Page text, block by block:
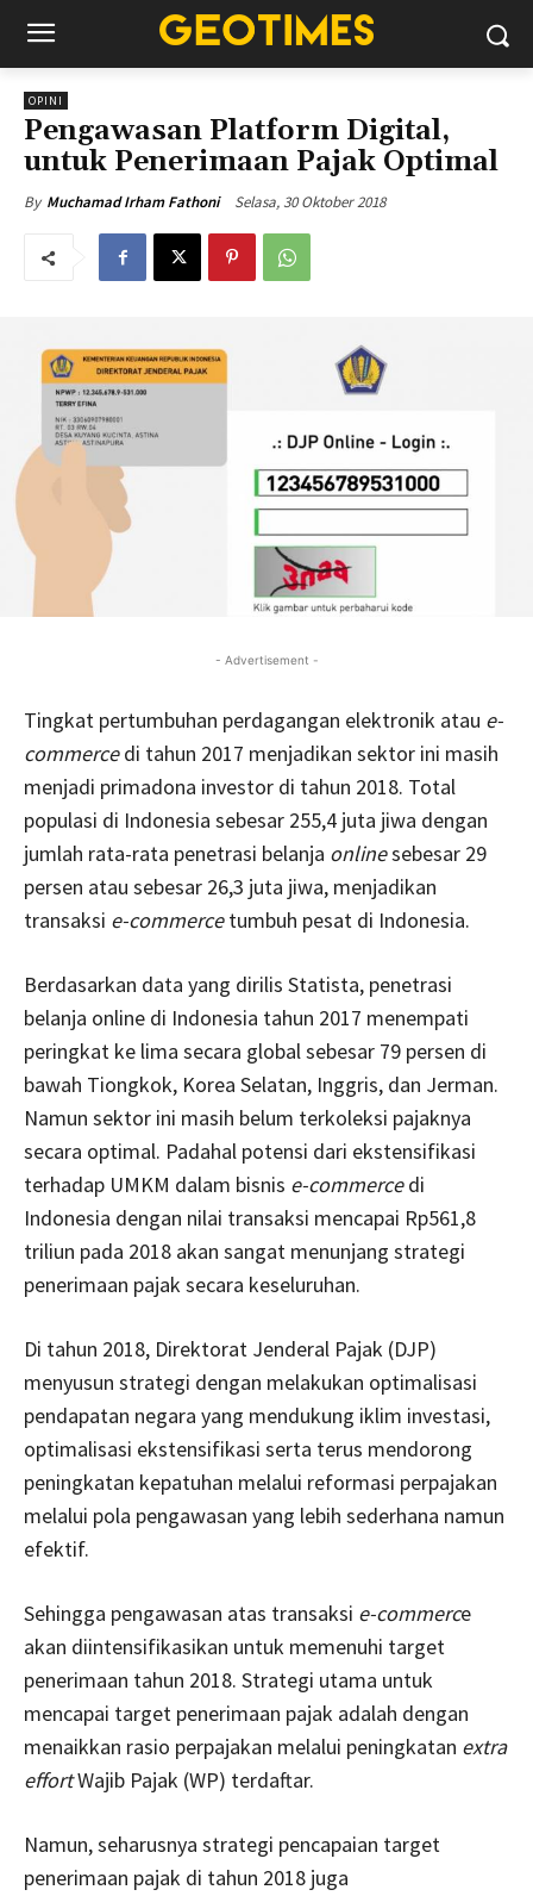
OPINI
Pengawasan Platform Digital,
untuk Penerimaan Pajak Optimal
By Muchamad Irham Fathoni Selasa, 30 Oktober 2018
- Advertisement -
Tingkat pertumbuhan perdagangan elektronik atau e-
commercedi tahun 2017 menjadikan sektor ini masih
menjadi primadona investor di tahun 2018. Total
populasi di Indonesia sebesar 255,4 juta jiwa dengan
jumlah rata-rata penetrasi belanja onlinesebesar 29
persen atau sebesar 26,3 juta jiwa, menjadikan
transaksi e-commercetumbuh pesat di Indonesia.
Berdasarkan data yang dirilis Statista, penetrasi
belanja online di Indonesia tahun 2017 menempati
peringkat ke lima secara global sebesar 79 persen di
bawah Tiongkok, Korea Selatan, Inggris, dan Jerman.
Namun sektor ini masih belum terkoleksi pajaknya
secara optimal. Padahal potensi dari ekstensifikasi
terhadap UMKM dalam bisnis e-commercedi
Indonesia dengan nilai transaksi mencapai Rp561,8
triliun pada 2018 akan sangat menunjang strategi
penerimaan pajak secara keseluruhan.
Di tahun 2018, Direktorat Jenderal Pajak (DJP)
menyusun strategi dengan melakukan optimalisasi
pendapatan negara yang mendukung iklim investasi,
optimalisasi ekstensifikasi serta terus mendorong
peningkatan kepatuhan melalui reformasi perpajakan
melalui pola pengawasan yang lebih sederhana namun
efektif.
Sehingga pengawasan atas transaksi e-commerce
akan diintensifikasikan untuk memenuhi target
penerimaan tahun 2018. Strategi utama untuk
mencapai target penerimaan pajak adalah dengan
menaikkan rasio perpajakan melalui peningkatan extra
effortWajib Pajak (WP) terdaftar.
Namun, seharusnya strategi pencapaian target
penerimaan pajak di tahun 2018 juga